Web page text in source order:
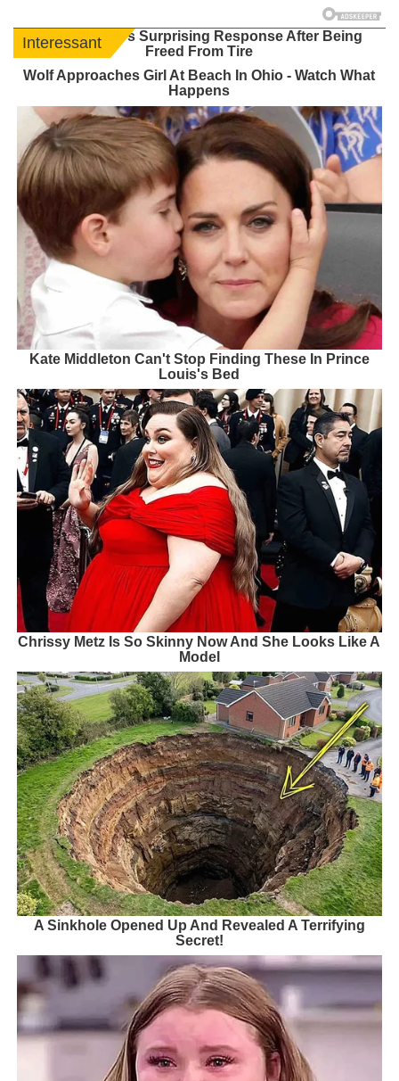
Interessant
Colorado Elk's Surprising Response After Being
Freed From Tire
Wolf Approaches Girl At Beach In Ohio - Watch What
Happens
Kate Middleton Can't Stop Finding These In Prince
Louis's Bed
Chrissy Metz Is So Skinny Now And She Looks Like A
Model
A Sinkhole Opened Up And Revealed A Terrifying
Secret!